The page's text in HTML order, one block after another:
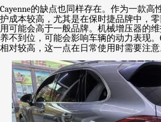
Cayenne的缺点也同样存在。作为一款高
护成本较高，尤其是在保时捷品牌中，
用可能会高于一般品牌。机械增压器的
养不到位，可能会影响车辆的动力表现。
相对较高，这一点在日常使用时需要注意